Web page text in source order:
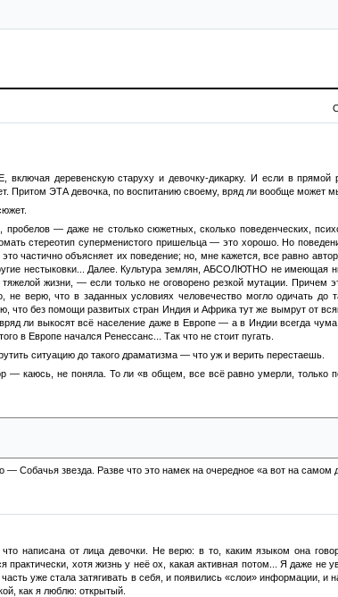
деревенскую старуху и девочку-дикарку. И если в прямой
Притом ЭТА девочка, по воспитанию своему, вряд ли вообще может
пробелов — даже не столько сюжетных, сколько поведенческих,
стереотип суперменистого пришельца — это хорошо. Но
частично объясняет их поведение; но, мне кажется, все равно
нестыковки... Далее. Культура землян, АБСОЛЮТНО не имеющая
жизни, — если только не оговорено резкой мутации. Причем
не верю, что в заданных условиях человечество могло одичать
что без помощи развитых стран Индия и Африка тут же вымрут от
ли выкосят всё население даже в Европе — а в Индии всегда
в Европе начался Ренессанс... Так что не стоит пугать.
ситуацию до такого драматизма — что уж и верить перестаешь.
— каюсь, не поняла. То ли «в общем, все всё равно умерли,
Собачья звезда. Разве что это намек на очередное «а вот на самом
написана от лица девочки. Не верю: в то, каким языком она
хотя жизнь у неё ох, какая активная потом... Я даже не
уже стала затягивать в себя, и появились «слои» информации, и
как я люблю: открытый.